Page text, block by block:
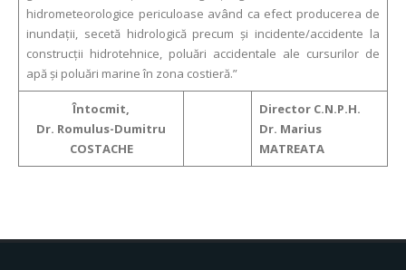
hidrometeorologice periculoase având ca efect producerea de
inundații, secetă hidrologică precum și incidente/accidente la
construcții hidrotehnice, poluări accidentale ale cursurilor de
apă și poluări marine în zona costieră.”
Întocmit,
Dr. Romulus-Dumitru
COSTACHE
Director C.N.P.H.
Dr. Marius
MATREATA